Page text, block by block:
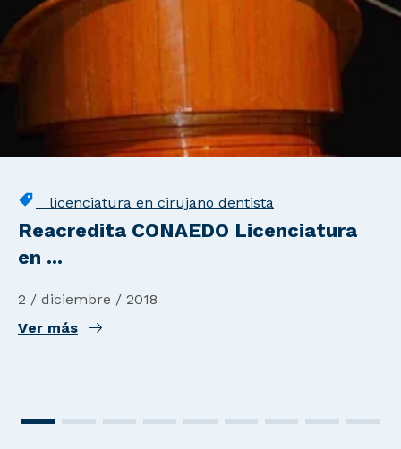
licenciatura en cirujano dentista
Reacredita CONAEDO Licenciatura
en ...
2 / diciembre / 2018
Ver más